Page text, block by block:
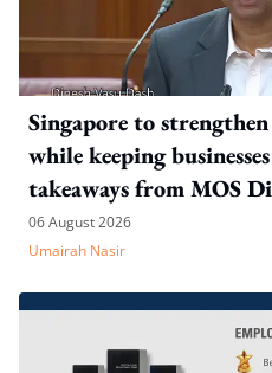
Singapore to
while keeping
takeaways from MOS
WP's motion
06 August 2026
Umairah Nasir